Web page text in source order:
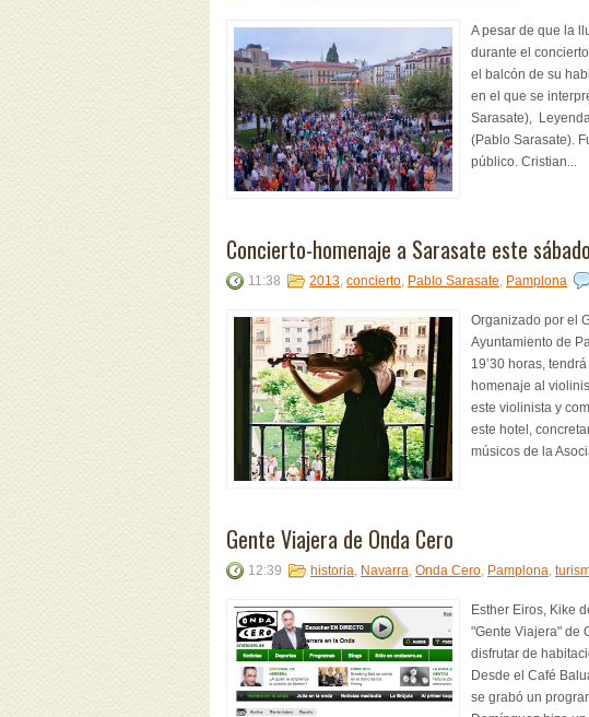
A pesar de que la
durante el
el balcón de su
en el que se
Sarasate),
(Pablo Sarasate).
público. Cristian...
Concierto-homenaje a Sarasate este sábado
11:38 2013, concierto, Pablo Sarasate, Pamplona
Organizado por el
Ayuntamiento de
19’30 horas,
homenaje al
este violinista y
este hotel,
músicos de la
Gente Viajera de Onda Cero
12:39 historia, Navarra, Onda Cero, Pamplona,
Esther Eiros, Kike
"Gente Viajera" de
disfrutar de
Desde el Café
se grabó un